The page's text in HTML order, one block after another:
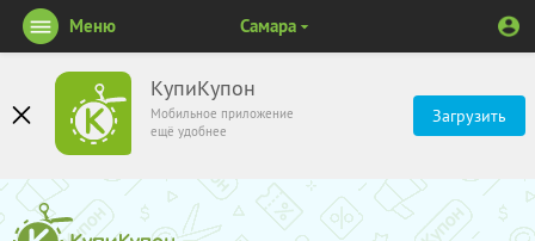
КупиКупон
Мобильное приложение
ещё удобнее
Загрузить
Меню Самара